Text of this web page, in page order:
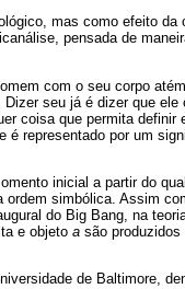
mas como efeito da
pensada de
com o seu corpo
seu já é dizer que ele
coisa que permita definir
é representado por um
inicial a partir do
simbólica. Assim
do Big Bang, na
e objeto a são
de Baltimore,